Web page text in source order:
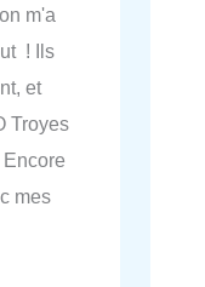
m'a
! Ils
et
Troyes
mes